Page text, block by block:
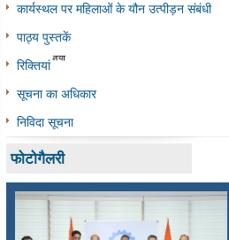
कार्यस्‍थल पर महिलाओं के यौन उत्‍पीड़न संबंधी
पाठ्य पुस्तकें
रिक्तियां
सूचना का अधिकार
निविदा सूचना
फोटोगैलरी